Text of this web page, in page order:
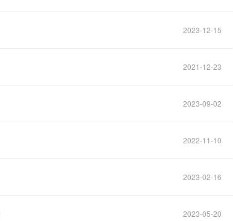
2023-12-15
2021-12-23
2023-09-02
2022-11-10
2023-02-16
2023-05-20